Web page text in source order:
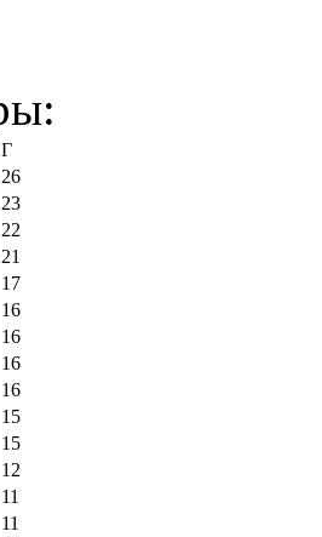
Г
26
23
22
21
17
16
16
16
16
15
15
12
11
11